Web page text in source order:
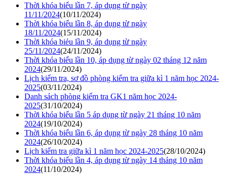
Thời khóa biểu lần 7, áp dụng từ ngày
11/11/2024(10/11/2024)
Thời khóa biểu lần 8, áp dụng từ ngày
18/11/2024(15/11/2024)
Thời khóa biẻu lần 9, áp dụng từ ngày
25/11/2024(24/11/2024)
Thời khóa biểu lần 10, áp dụng từ ngày 02 tháng 12 năm
2024(29/11/2024)
Lịch kiểm tra, sơ đồ phòng kiểm tra giữa kì 1 năm học 2024-
2025(03/11/2024)
Danh sách phòng kiểm tra GK1 năm học 2024-
2025(31/10/2024)
Thời khóa biểu lần 5 áp dụng từ ngày 21 tháng 10 năm
2024(19/10/2024)
Thời khóa biểu lần 6, áp dụng từ ngày 28 tháng 10 năm
2024(26/10/2024)
Lịch kiểm tra giữa kì 1 năm học 2024-2025(28/10/2024)
Thời khóa biểu lần 4, áp dụng từ ngày 14 tháng 10 năm
2024(11/10/2024)